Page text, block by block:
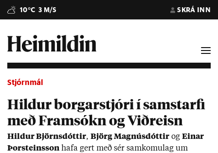
10°C 3 M/S SKRÁ INN
Stjórnmál
Hildur borgarstjóri í samstarfi
með Framsókn og Viðreisn
Hild­ur Björns­dótt­ir, Björg Magnús­dótt­ir og Ein­ar
Þor­steins­son hafa gert með sér sam­komu­lag um